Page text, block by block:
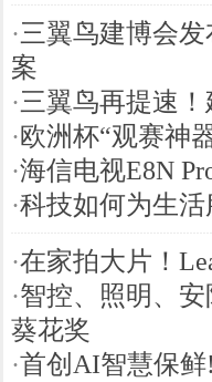
·三翼鸟建博会
案
·三翼鸟再提速
·欧洲杯“观赛神
·海信电视E8N
·科技如何为生
·在家拍大片！
·智控、照明、
葵花奖
·首创AI智慧保